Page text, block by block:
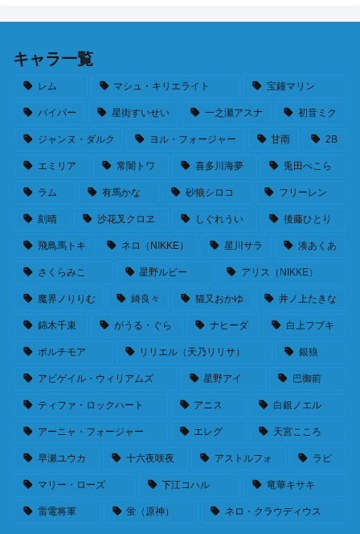
キャラ一覧
レム マシュ・キリエライト 宝鐘マリン
バイパー 星街すいせい 一之瀬アスナ 初音ミク
ジャンヌ・ダルク ヨル・フォージャー 甘雨 2B
エミリア 常闇トワ 喜多川海夢 兎田ぺこら
ラム 有馬かな 砂狼シロコ フリーレン
刻晴 沙花叉クロヱ しぐれうい 後藤ひとり
飛鳥馬トキ ネロ（NIKKE） 星川サラ 湊あくあ
さくらみこ 星野ルビー アリス（NIKKE）
魔界ノりりむ 綺良々 猫又おかゆ 井ノ上たきな
錦木千束 がうる・ぐら ナヒーダ 白上フブキ
ボルチモア リリエル（天乃リリサ） 銀狼
アビゲイル・ウィリアムズ 星野アイ 巴御前
ティファ・ロックハート アニス 白銀ノエル
アーニャ・フォージャー エレグ 天宮こころ
早瀬ユウカ 十六夜咲夜 アストルフォ ラピ
マリー・ローズ 下江コハル 竜華キサキ
雷電将軍 蛍（原神） ネロ・クラウディウス